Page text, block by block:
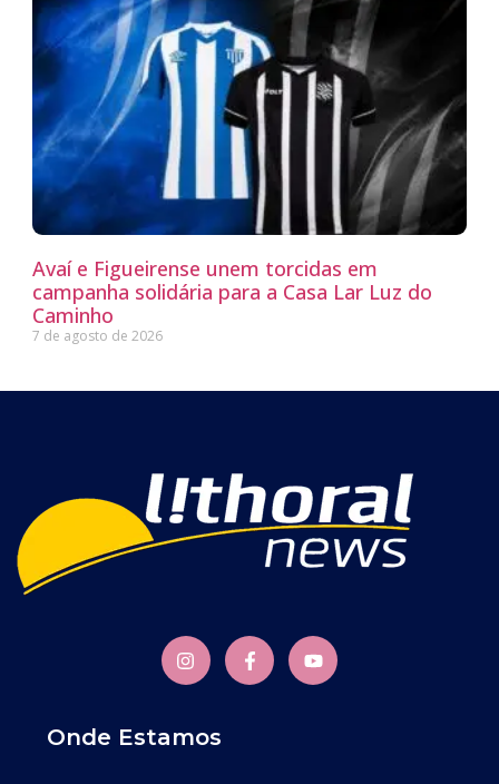
Avaí e Figueirense unem torcidas em
campanha solidária para a Casa Lar Luz do
Caminho
7 de agosto de 2026
Onde Estamos